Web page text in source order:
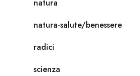
natura
natura-salute/benessere
radici
scienza